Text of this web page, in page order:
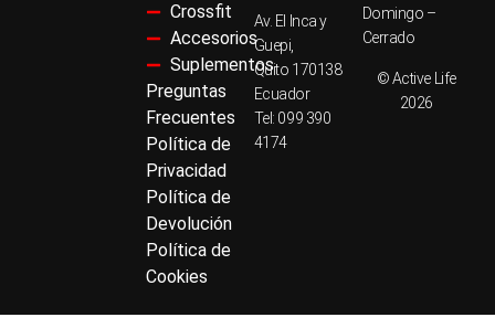
Crossfit
Accesorios
Suplementos
Preguntas
Frecuentes
Política de
Privacidad
Política de
Devolución
Política de
Cookies
Av. El Inca y
Guepi,
Quito 170138
Ecuador
Tel: 099 390
4174
Domingo –
Cerrado
© Active Life
2026